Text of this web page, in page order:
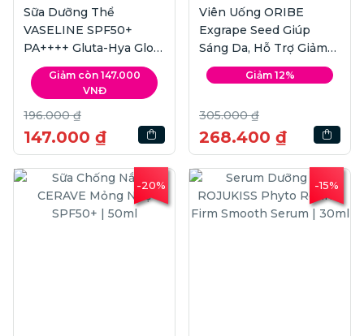
Sữa Dưỡng Thể
VASELINE SPF50+
PA++++ Gluta-Hya Glow
Defense UV Serum |
260ml
Giảm còn 147.000
VNĐ
196.000 ₫
147.000 ₫
Viên Uống ORIBE
Exgrape Seed Giúp
Sáng Da, Hỗ Trợ Giảm
Nguy Cơ Lão Hóa Da |
Hộp 30 viên
Giảm 12%
305.000 ₫
268.400 ₫
-20% -15%